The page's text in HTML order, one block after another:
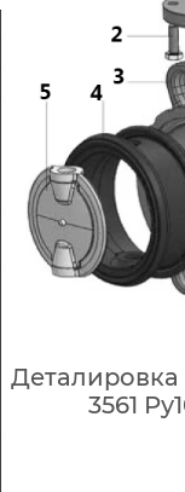
Деталировка
3561